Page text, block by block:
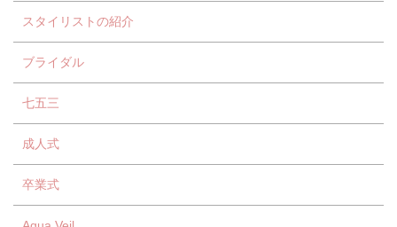
スタイリストの紹介
ブライダル
七五三
成人式
卒業式